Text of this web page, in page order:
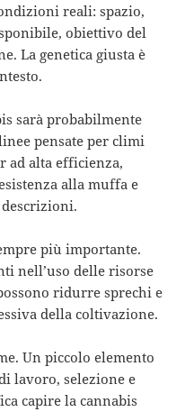
reali: spazio,
obiettivo del
La genetica giusta è
sarà probabilmente
pensate per climi
ad alta efficienza,
alla muffa e
più importante.
nell’uso delle risorse
ridurre sprechi e
della coltivazione.
Un piccolo elemento
lavoro, selezione e
capire la cannabis